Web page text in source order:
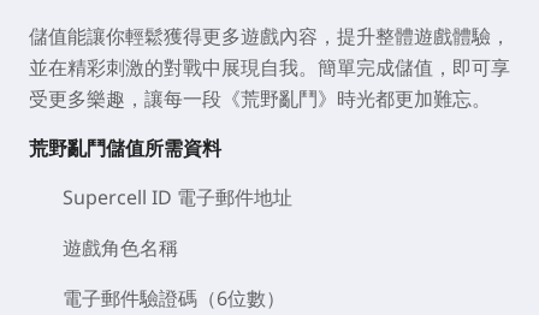
儲值能讓你輕鬆獲得更多遊戲內容，提升整體遊戲體驗，
並在精彩刺激的對戰中展現自我。簡單完成儲值，即可享
受更多樂趣，讓每一段《荒野亂鬥》時光都更加難忘。
荒野亂鬥儲值所需資料
Supercell ID 電子郵件地址
遊戲角色名稱
電子郵件驗證碼（6位數）